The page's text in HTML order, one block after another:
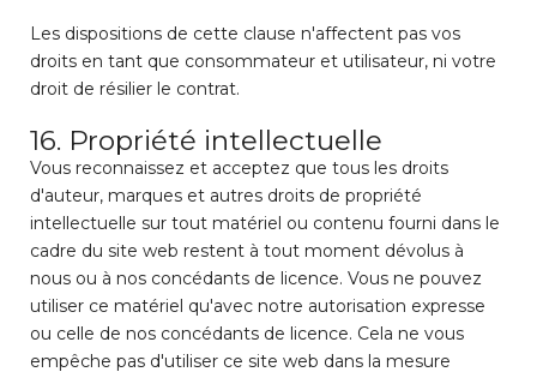
Les dispositions de cette clause n'affectent pas vos
droits en tant que consommateur et utilisateur, ni votre
droit de résilier le contrat.
16. Propriété intellectuelle
Vous reconnaissez et acceptez que tous les droits
d'auteur, marques et autres droits de propriété
intellectuelle sur tout matériel ou contenu fourni dans le
cadre du site web restent à tout moment dévolus à
nous ou à nos concédants de licence. Vous ne pouvez
utiliser ce matériel qu'avec notre autorisation expresse
ou celle de nos concédants de licence. Cela ne vous
empêche pas d'utiliser ce site web dans la mesure